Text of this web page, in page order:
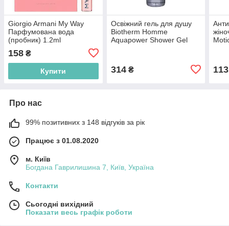
Giorgio Armani My Way
Парфумована вода
(пробник) 1.2ml
158 ₴
Купити
Освіжний гель для душу
Biotherm Homme
Aquapower Shower Gel
314₴ 113
Про нас
99% позитивних з 148 відгуків за рік
Працює з 01.08.2020
м. Київ
Богдана Гаврилишина 7, Київ, Україна
Контакти
Сьогодні вихідний
Показати весь графік роботи